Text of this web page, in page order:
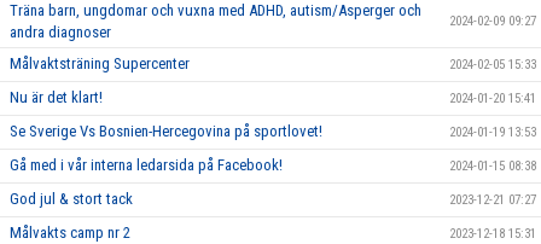
Träna barn, ungdomar och vuxna med ADHD, autism/Asperger och
andra diagnoser
2024-02-09 09:27
Målvaktsträning Supercenter 2024-02-05 15:33
Nu är det klart! 2024-01-20 15:41
Se Sverige Vs Bosnien-Hercegovina på sportlovet! 2024-01-19 13:53
Gå med i vår interna ledarsida på Facebook! 2024-01-15 08:38
God jul & stort tack 2023-12-21 07:27
Målvakts camp nr 2 2023-12-18 15:31